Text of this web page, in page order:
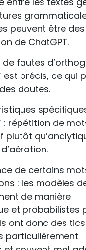
peuvent être
de ChatGPT.
de fautes
est précis, ce qui
doutes.
: répétition de
plutôt
de certains
: les modèles de
de manière
et probabilistes
ont donc des
particulièrement